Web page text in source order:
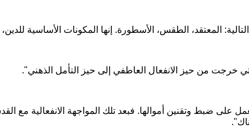
المعتقد، الطقس، الأسطورة. إنها المكونات الأساسية
خرجت من حيز الانفعال العاطفي إلى حيز التأمل الذهني".
على ضبط وتقنين أموالها. فبعد تلك المواجهة الانفعالية